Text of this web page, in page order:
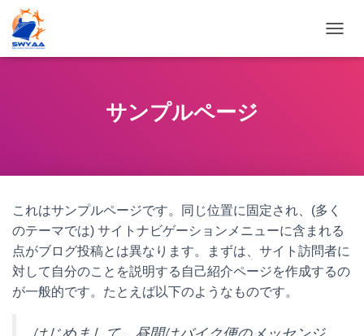
O
A
T
O
N
サンプルページ
これはサンプルページです。同じ位置に固定され、(多く
のテーマでは) サイトナビゲーションメニューに含まれる
点がブログ投稿とは異なります。まずは、サイト訪問者に
対して自分のことを説明する自己紹介ページを作成するの
が一般的です。たとえば以下のようなものです。